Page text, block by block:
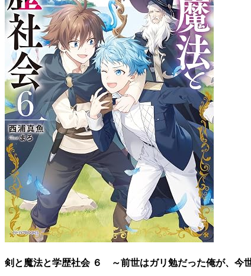
剣と魔法と学歴社会 ６ ～前世はガリ勉だった俺が、今